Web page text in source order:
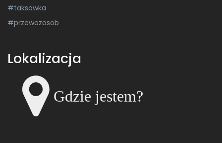
#taksowka
#przewozosob
Lokalizacja
Gdzie jestem?